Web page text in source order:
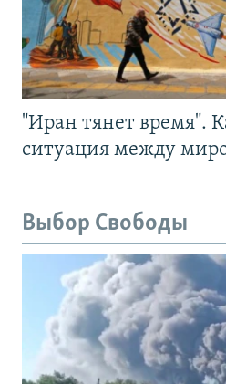
"Иран тянет время".
ситуация между
Выбор Свободы